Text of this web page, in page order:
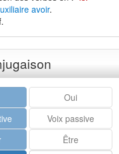
avoir.
Oui
Voix passive
Être